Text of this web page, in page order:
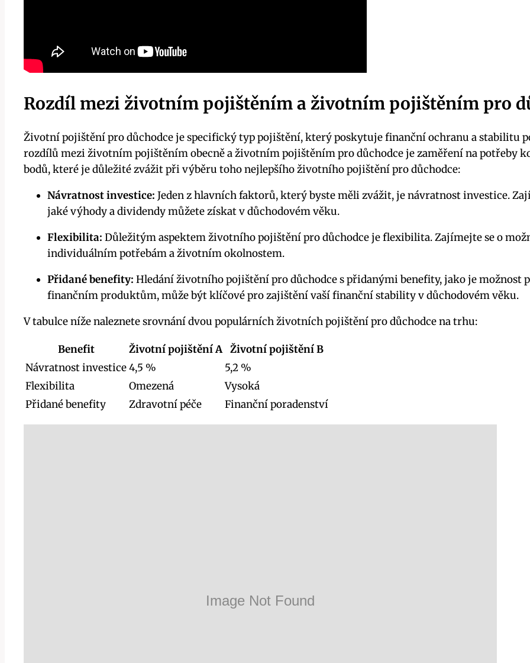
Rozdíl mezi životním pojištěním a životním pojištěním pro
Životní pojištění pro důchodce je specifický typ pojištění, který poskytuje finanční ochranu a stabilitu
rozdílů mezi životním pojištěním obecně a životním pojištěním pro důchodce je zaměření na potřeby
bodů, které je důležité zvážit při výběru toho nejlepšího životního pojištění pro důchodce:
Návratnost investice: Jeden z hlavních faktorů, který byste měli zvážit, je návratnost investice.
jaké výhody a dividendy můžete získat v důchodovém věku.
Flexibilita: Důležitým aspektem životního pojištění pro důchodce je flexibilita. Zajímejte se o
individuálním potřebám a životním okolnostem.
Přidané benefity: Hledání životního pojištění pro důchodce s přidanými benefity, jako je možnost
finančním produktům, může být klíčové pro zajištění vaší finanční stability v důchodovém věku.
V tabulce níže naleznete srovnání dvou populárních životních pojištění pro důchodce na trhu:
Benefit Životní pojištění A Životní pojištění B
Návratnost investice4,5 %
5,2 %
Flexibilita
Omezená
Vysoká
Přidané benefity
Zdravotní péče Finanční poradenství